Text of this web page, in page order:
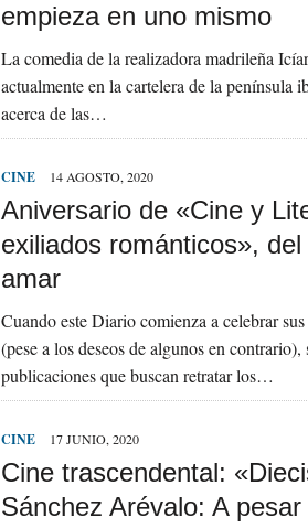
empieza en uno mismo
La comedia de la realizadora madrileña
actualmente en la cartelera de la
acerca de las…
CINE 14 AGOSTO, 2020
Aniversario de «Cine y
exiliados románticos»,
amar
Cuando este Diario comienza a celebrar
(pese a los deseos de algunos en
publicaciones que buscan retratar los…
CINE 17 JUNIO, 2020
Cine trascendental:
Sánchez Arévalo: A